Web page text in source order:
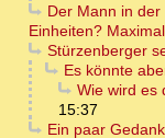
Der Mann in
Einheiten?
Stürzenberger
Es könnte
Wie wird es
15:37
Ein paar